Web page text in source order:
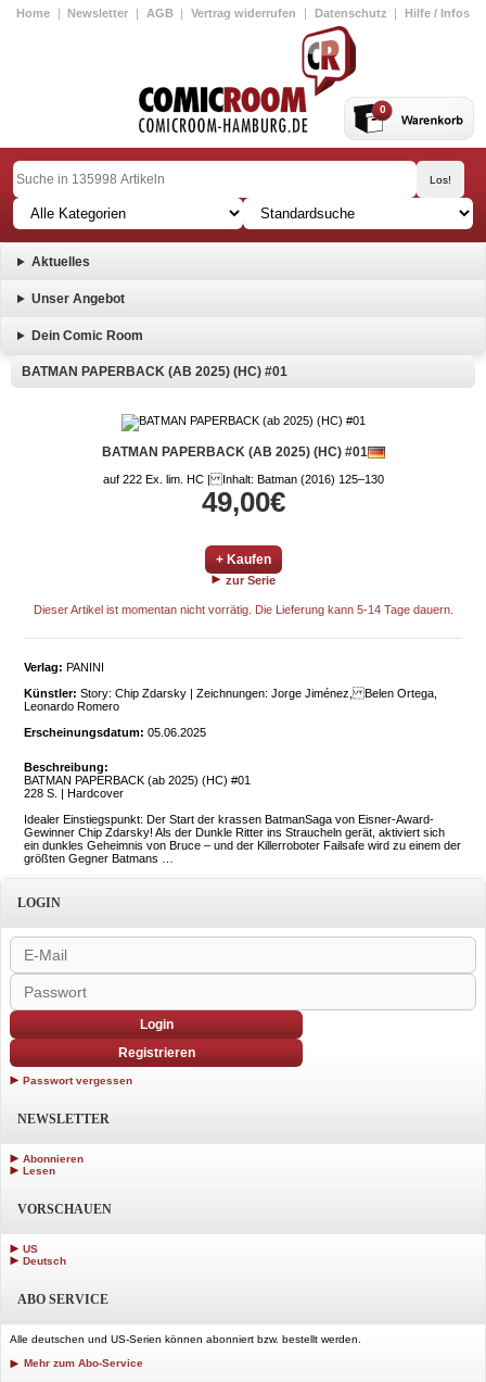
Home | Newsletter | AGB | Vertrag widerrufen | Datenschutz | Hilfe / Infos
0
Aktuelles
Unser Angebot
Dein Comic Room
BATMAN PAPERBACK (AB 2025) (HC) #01
BATMAN PAPERBACK (AB 2025) (HC) #01
auf 222 Ex. lim. HC | Inhalt: Batman (2016) 125–130
49,00€
+ Kaufen
zur Serie
Dieser Artikel ist momentan nicht vorrätig. Die Lieferung kann 5-14 Tage dauern.
Verlag: PANINI
Künstler: Story: Chip Zdarsky | Zeichnungen: Jorge Jiménez, Belen Ortega,
Leonardo Romero
Erscheinungsdatum: 05.06.2025
Beschreibung:
BATMAN PAPERBACK (ab 2025) (HC) #01
228 S. | Hardcover
Idealer Einstiegspunkt: Der Start der krassen BatmanSaga von Eisner-Award-
Gewinner Chip Zdarsky! Als der Dunkle Ritter ins Straucheln gerät, aktiviert sich
ein dunkles Geheimnis von Bruce – und der Killerroboter Failsafe wird zu einem der
größten Gegner Batmans …
LOGIN
Login
Registrieren
Passwort vergessen
NEWSLETTER
Abonnieren
Lesen
VORSCHAUEN
US
Deutsch
ABO SERVICE
Alle deutschen und US-Serien können abonniert bzw. bestellt werden.
Mehr zum Abo-Service